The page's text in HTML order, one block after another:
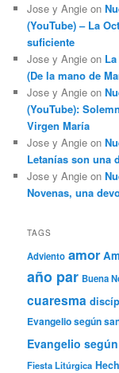
Jose y Angie on
(YouTube) – La
suficiente
Jose y Angie on
(De la mano de
Jose y Angie on
(YouTube):
Virgen María
Jose y Angie on
Letanías son una
Jose y Angie on
Novenas, una
TAGS
Adviento amor
año par Buena
cuaresma
Evangelio según
Evangelio
Fiesta Litúrgica